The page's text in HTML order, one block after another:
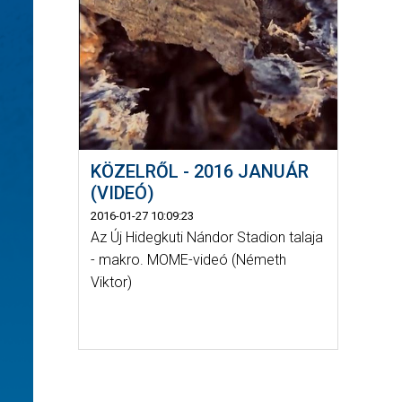
KÖZELRŐL - 2016 JANUÁR
(VIDEÓ)
2016-01-27 10:09:23
Az Új Hidegkuti Nándor Stadion talaja
- makro. MOME-videó (Németh
Viktor)